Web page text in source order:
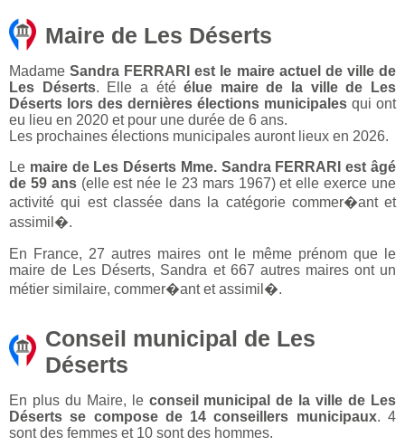
Maire de Les Déserts
MadameSandra FERRARI est le maire actuel de ville de
Les Déserts. Elle a étéélue maire de la ville de Les
Déserts lors des dernières élections municipales qui ont
eu lieu en 2020 et pour une durée de 6 ans.
Les prochaines élections municipales auront lieux en 2026.
Le maire de Les Déserts Mme. Sandra FERRARI est âgé
de 59 ans(elle est née le 23 mars 1967) et elle exerce une
activité qui est classée dans la catégorie commer�ant et
assimil�.
En France, 27 autres maires ont le même prénom que le
maire de Les Déserts, Sandra et 667 autres maires ont un
métier similaire, commer�ant et assimil�.
Conseil municipal de Les
Déserts
En plus du Maire, le conseil municipal de la ville de Les
Déserts se compose de 14 conseillers municipaux. 4
sont des femmes et 10 sont des hommes.